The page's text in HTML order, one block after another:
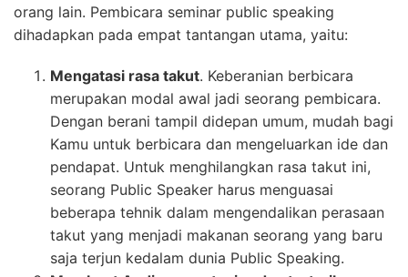
orang lain. Pembicara seminar public speaking
dihadapkan pada empat tantangan utama, yaitu:
Mengatasi rasa takut. Keberanian berbicara
merupakan modal awal jadi seorang pembicara.
Dengan berani tampil didepan umum, mudah bagi
Kamu untuk berbicara dan mengeluarkan ide dan
pendapat. Untuk menghilangkan rasa takut ini,
seorang Public Speaker harus menguasai
beberapa tehnik dalam mengendalikan perasaan
takut yang menjadi makanan seorang yang baru
saja terjun kedalam dunia Public Speaking.